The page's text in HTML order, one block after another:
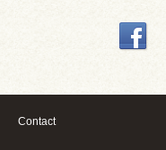
Contact